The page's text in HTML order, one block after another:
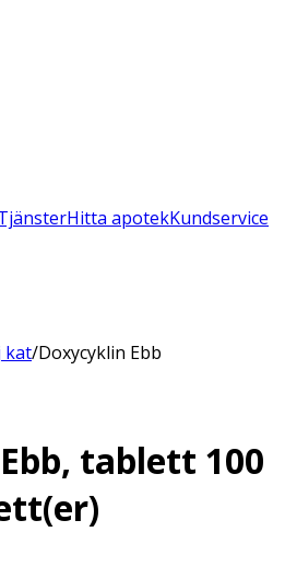
Hitta apotekKundservice
kat/Doxycyklin Ebb
tablett 100